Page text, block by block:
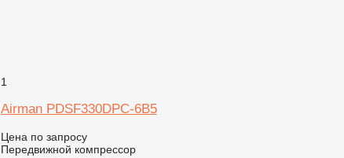
1
Airman PDSF330DPC-6B5
Цена по запросу
Передвижной компрессор